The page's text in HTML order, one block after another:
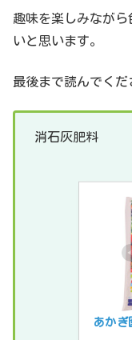
趣味を楽しみなが
いと思います。
最後まで読んでくだ
消石灰肥料
あかぎ